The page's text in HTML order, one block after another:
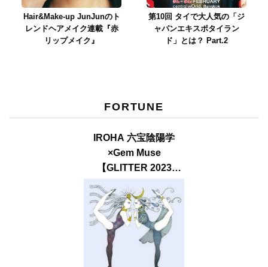
Hair&Make-up JunJunのト
レンドヘアメイク連載『赤
リップメイク』
第10回 タイで大人気の「ジ
ャパンエキスポタイラン
ド」とは？ Part.2
FORTUNE
IROHA 六宝陰陽学
×Gem Muse
【GLITTER 2023
SUMMER issue】